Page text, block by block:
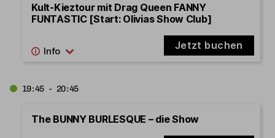
Kult-Kieztour mit Drag Queen FANNY
FUNTASTIC [Start: Olivias Show Club]
Jetzt buchen
19:45 - 20:45
The BUNNY BURLESQUE – die Show